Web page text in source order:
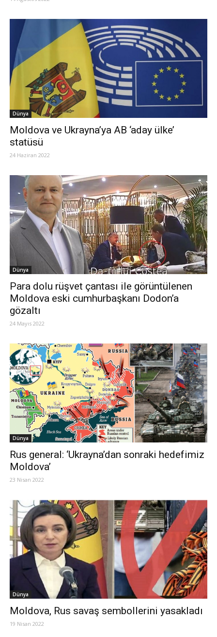
Dünya
Moldova ve Ukrayna’ya AB ‘aday ülke’
statüsü
24 Haziran 2022
Dünya
Para dolu rüşvet çantası ile görüntülenen
Moldova eski cumhurbaşkanı Dodon’a
gözaltı
24 Mayıs 2022
Dünya
Rus general: ‘Ukrayna’dan sonraki hedefimiz
Moldova’
23 Nisan 2022
Dünya
Moldova, Rus savaş sembollerini yasakladı
19 Nisan 2022